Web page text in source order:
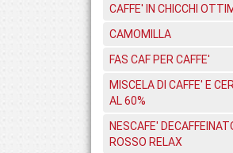
CAFFE' IN CHICCHI
CAMOMILLA
FAS CAF PER CAFFE'
MISCELA DI CAFFE' E
AL 60%
NESCAFE'
ROSSO RELAX